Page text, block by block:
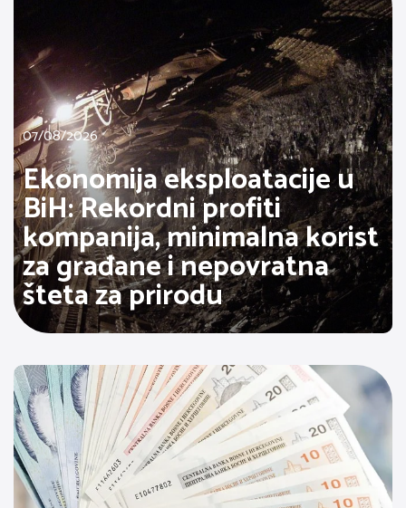
07/08/2026
Ekonomija eksploatacije u
BiH: Rekordni profiti
kompanija, minimalna korist
za građane i nepovratna
šteta za prirodu